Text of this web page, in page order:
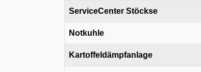
ServiceCenter Stöckse
Notkuhle
Kartoffeldämpfanlage